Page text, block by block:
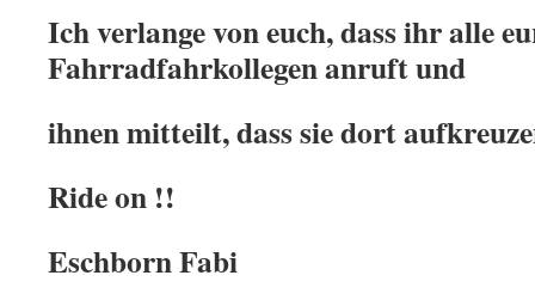
Ich verlange von euch, dass ihr alle
Fahrradfahrkollegen anruft und
ihnen mitteilt, dass sie dort
Ride on !!
Eschborn Fabi